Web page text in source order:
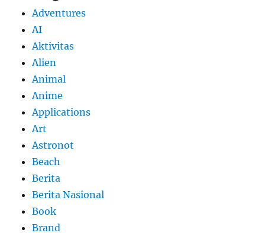
Adventures
AI
Aktivitas
Alien
Animal
Anime
Applications
Art
Astronot
Beach
Berita
Berita Nasional
Book
Brand